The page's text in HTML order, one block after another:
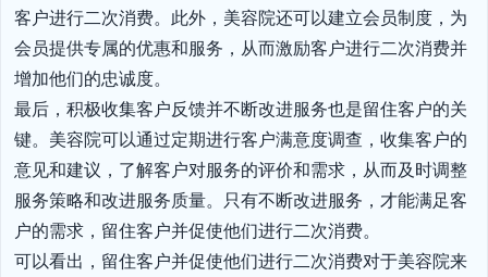
客户进行二次消费。此外，美容院还可以建立会员制度，为
会员提供专属的优惠和服务，从而激励客户进行二次消费并
增加他们的忠诚度。
最后，积极收集客户反馈并不断改进服务也是留住客户的关
键。美容院可以通过定期进行客户满意度调查，收集客户的
意见和建议，了解客户对服务的评价和需求，从而及时调整
服务策略和改进服务质量。只有不断改进服务，才能满足客
户的需求，留住客户并促使他们进行二次消费。
可以看出，留住客户并促使他们进行二次消费对于美容院来